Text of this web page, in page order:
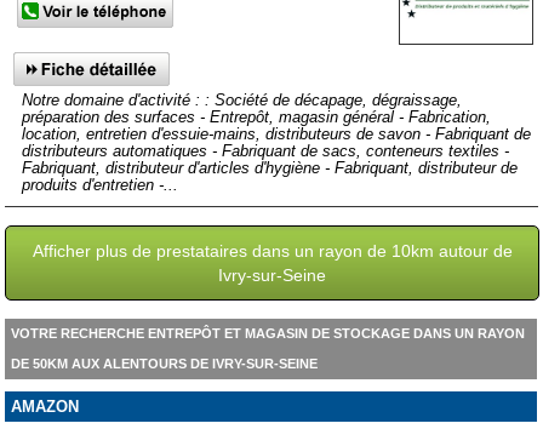
Notre domaine d'activité : : Société de décapage, dégraissage,
préparation des surfaces - Entrepôt, magasin général - Fabrication,
location, entretien d'essuie-mains, distributeurs de savon - Fabriquant de
distributeurs automatiques - Fabriquant de sacs, conteneurs textiles -
Fabriquant, distributeur d'articles d'hygiène - Fabriquant, distributeur de
produits d'entretien -...
Afficher plus de prestataires dans un rayon de 10km autour de
Ivry-sur-Seine
VOTRE RECHERCHE ENTREPÔT ET MAGASIN DE STOCKAGE DANS UN RAYON
DE 50KM AUX ALENTOURS DE IVRY-SUR-SEINE
AMAZON